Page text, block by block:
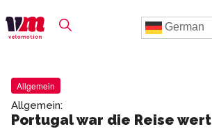
German
Allgemein
Allgemein:
Portugal war die Reise wert